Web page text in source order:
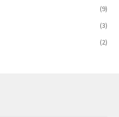
(9)
(3)
(2)